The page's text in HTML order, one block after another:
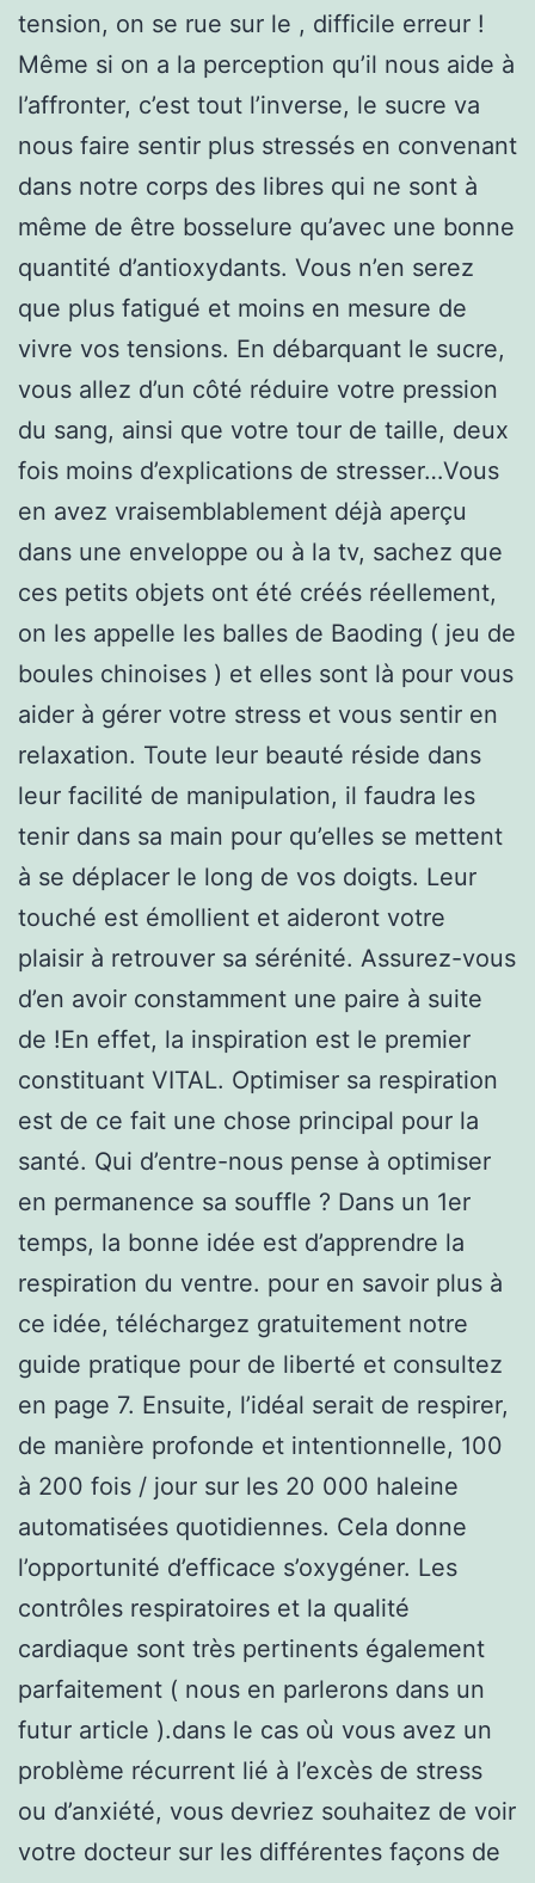
tension, on se rue sur le , difficile erreur !
Même si on a la perception qu’il nous aide à
l’affronter, c’est tout l’inverse, le sucre va
nous faire sentir plus stressés en convenant
dans notre corps des libres qui ne sont à
même de être bosselure qu’avec une bonne
quantité d’antioxydants. Vous n’en serez
que plus fatigué et moins en mesure de
vivre vos tensions. En débarquant le sucre,
vous allez d’un côté réduire votre pression
du sang, ainsi que votre tour de taille, deux
fois moins d’explications de stresser…Vous
en avez vraisemblablement déjà aperçu
dans une enveloppe ou à la tv, sachez que
ces petits objets ont été créés réellement,
on les appelle les balles de Baoding ( jeu de
boules chinoises ) et elles sont là pour vous
aider à gérer votre stress et vous sentir en
relaxation. Toute leur beauté réside dans
leur facilité de manipulation, il faudra les
tenir dans sa main pour qu’elles se mettent
à se déplacer le long de vos doigts. Leur
touché est émollient et aideront votre
plaisir à retrouver sa sérénité. Assurez-vous
d’en avoir constamment une paire à suite
de !En effet, la inspiration est le premier
constituant VITAL. Optimiser sa respiration
est de ce fait une chose principal pour la
santé. Qui d’entre-nous pense à optimiser
en permanence sa souffle ? Dans un 1er
temps, la bonne idée est d’apprendre la
respiration du ventre. pour en savoir plus à
ce idée, téléchargez gratuitement notre
guide pratique pour de liberté et consultez
en page 7. Ensuite, l’idéal serait de respirer,
de manière profonde et intentionnelle, 100
à 200 fois / jour sur les 20 000 haleine
automatisées quotidiennes. Cela donne
l’opportunité d’efficace s’oxygéner. Les
contrôles respiratoires et la qualité
cardiaque sont très pertinents également
parfaitement ( nous en parlerons dans un
futur article ).dans le cas où vous avez un
problème récurrent lié à l’excès de stress
ou d’anxiété, vous devriez souhaitez de voir
votre docteur sur les différentes façons de